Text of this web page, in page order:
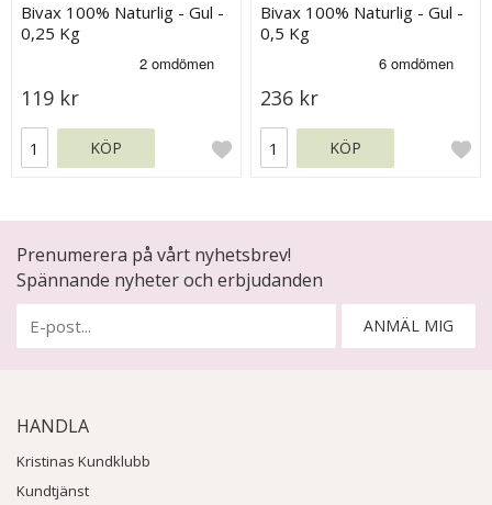
Bivax 100% Naturlig - Gul -
0,25 Kg
119 kr
KÖP
Bivax 100% Naturlig - Gul -
0,5 Kg
236 kr
KÖP
Prenumerera på vårt nyhetsbrev!
Spännande nyheter och erbjudanden
ANMÄL MIG
HANDLA
Kristinas Kundklubb
Kundtjänst